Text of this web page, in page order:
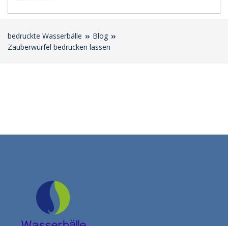
bedruckte Wasserbälle
Blog
Zauberwürfel bedrucken lassen